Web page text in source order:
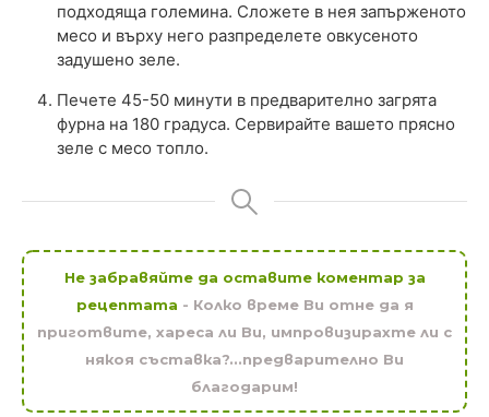
подходяща големина. Сложете в нея запърженото
месо и върху него разпределете овкусеното
задушено зеле.
Печете 45-50 минути в предварително загрята
фурна на 180 градуса. Сервирайте вашето прясно
зеле с месо топло.
Не забравяйте да оставите коментар за
рецептата - Колко време Ви отне да я
приготвите, хареса ли Ви, импровизирахте ли с
някоя съставка?...предварително Ви
благодарим!